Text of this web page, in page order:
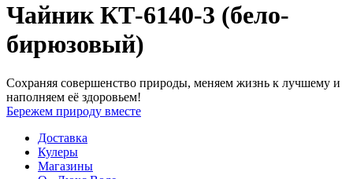
Чайник КТ-6140-3 (бело-
бирюзовый)
Сохраняя совершенство природы, меняем жизнь к лучшему и
наполняем её здоровьем!
Бережем природу вместе
Доставка
Кулеры
Магазины